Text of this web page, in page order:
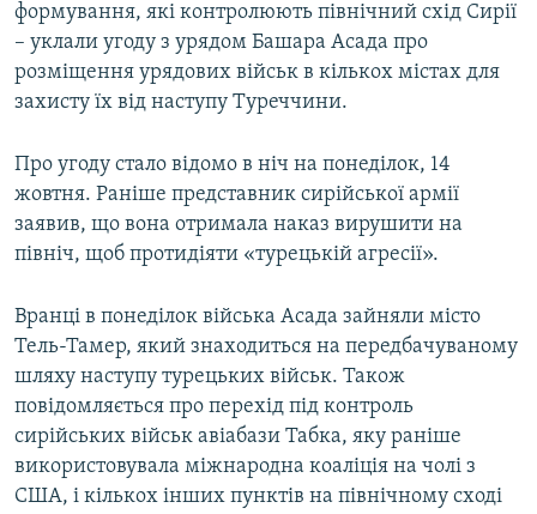
Усі сайти RFE/RL
формування, які контролюють північний схід Сирії
– уклали угоду з урядом Башара Асада про
розміщення урядових військ в кількох містах для
захисту їх від наступу Туреччини.
Про угоду стало відомо в ніч на понеділок, 14
жовтня. Раніше представник сирійської армії
заявив, що вона отримала наказ вирушити на
північ, щоб протидіяти «турецькій агресії».
Вранці в понеділок війська Асада зайняли місто
Тель-Тамер, який знаходиться на передбачуваному
шляху наступу турецьких військ. Також
повідомляється про перехід під контроль
сирійських військ авіабази Табка, яку раніше
використовувала міжнародна коаліція на чолі з
США, і кількох інших пунктів на північному сході